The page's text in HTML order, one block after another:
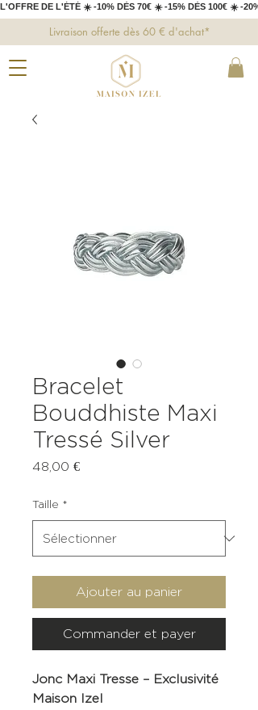
Livraison offerte dès 60 € d'achat*
L'OFFRE DE L'ÉTÉ ☀️ -10% DÈS 70€ ☀️ -15% DÈS 100€ ☀️ -
Bracelet
Bouddhiste Maxi
Tressé Silver
48,00 €Prix
Taille *
Ajouter au panier
Commander et payer
Jonc Maxi Tresse – Exclusivité
Maison Izel